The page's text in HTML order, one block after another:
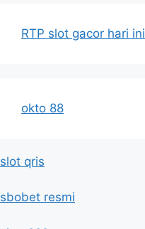
RTP slot gacor hari ini
okto 88
slot qris
sbobet resmi